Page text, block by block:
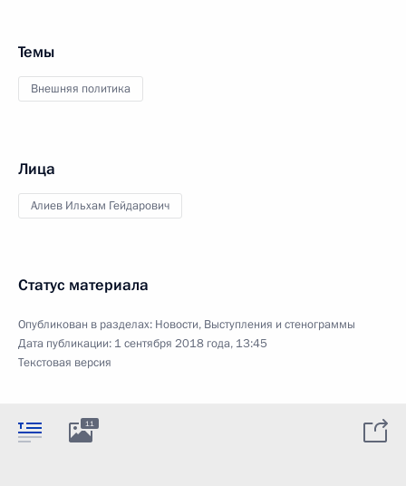
Темы
Внешняя политика
Лица
Алиев Ильхам Гейдарович
Статус материала
Опубликован в разделах: Новости, Выступления и стенограммы
Дата публикации: 1 сентября 2018 года, 13:45
Текстовая версия
11